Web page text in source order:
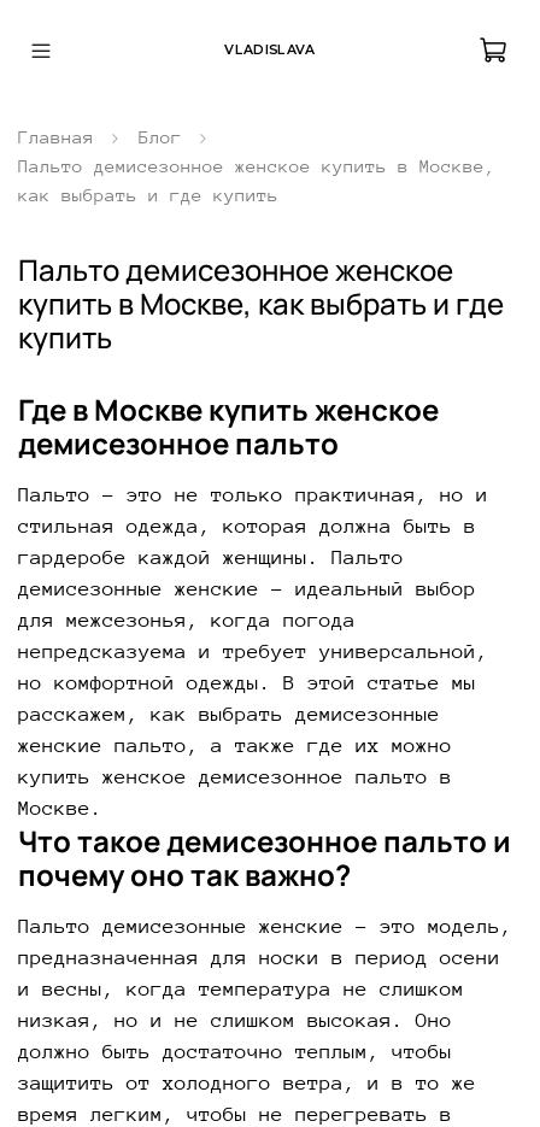
VLADISLAVA
Главная
Блог
Пальто демисезонное женское купить в Москве,
как выбрать и где купить
Пальто демисезонное женское
купить в Москве, как выбрать и где
купить
Где в Москве купить женское
демисезонное пальто
Пальто – это не только практичная, но и
стильная одежда, которая должна быть в
гардеробе каждой женщины. Пальто
демисезонные женские – идеальный выбор
для межсезонья, когда погода
непредсказуема и требует универсальной,
но комфортной одежды. В этой статье мы
расскажем, как выбрать демисезонные
женские пальто, а также где их можно
купить женское демисезонное пальто в
Москве.
Что такое демисезонное пальто и
почему оно так важно?
Пальто демисезонные женские – это модель,
предназначенная для носки в период осени
и весны, когда температура не слишком
низкая, но и не слишком высокая. Оно
должно быть достаточно теплым, чтобы
защитить от холодного ветра, и в то же
время легким, чтобы не перегревать в